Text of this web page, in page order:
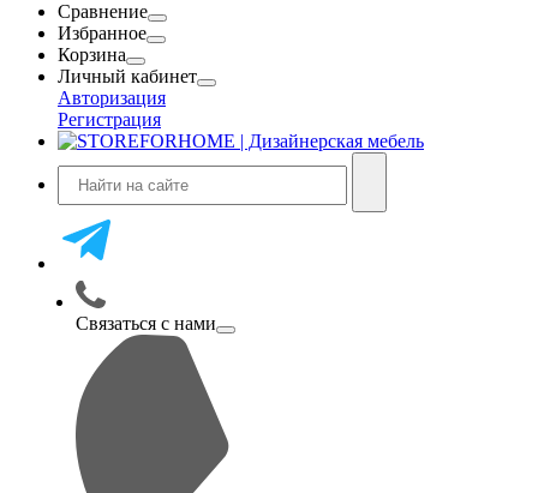
Сравнение
Избранное
Корзина
Личный кабинет
Авторизация
Регистрация
Связаться с нами